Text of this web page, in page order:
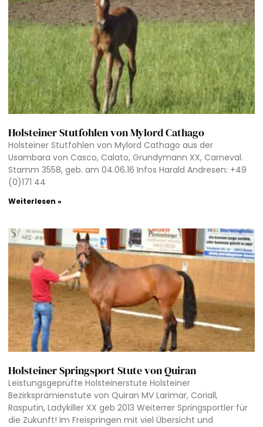
Holsteiner Stutfohlen von Mylord Cathago
Holsteiner Stutfohlen von Mylord Cathago aus der
Usambara von Casco, Calato, Grundymann XX, Carneval.
Stamm 3558, geb. am 04.06.16 Infos Harald Andresen: +49
(0)171 44
Weiterlesen »
Holsteiner Springsport Stute von Quiran
Leistungsgeprüfte Holsteinerstute Holsteiner
Bezirksprämienstute von Quiran MV Larimar, Coriall,
Rasputin, Ladykiller XX geb 2013 Weiterrer Springsportler für
die Zukunft! Im Freispringen mit viel Übersicht und